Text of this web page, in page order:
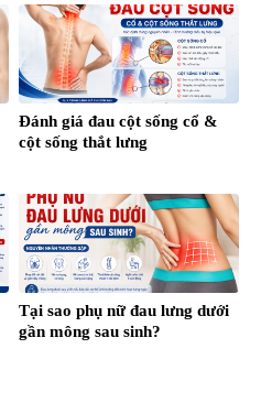
Đánh giá đau cột sống cổ &
cột sống thắt lưng
Tại sao phụ nữ đau lưng dưới
gần mông sau sinh?